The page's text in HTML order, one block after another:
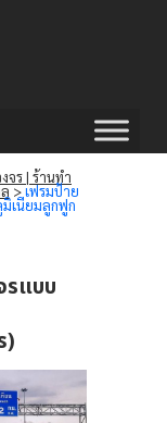
จร | ร้านทำ
>เฟรมป้าย
มิเนียมลูกฟูก
รแบบ